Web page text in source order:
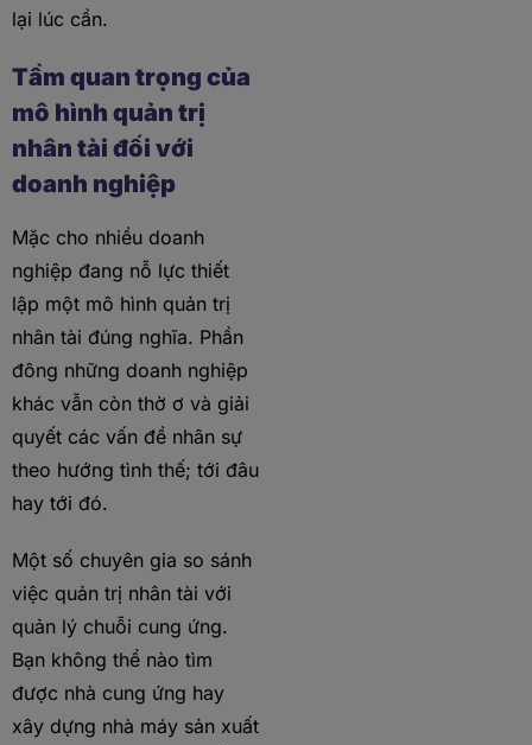
lại lúc cần.
Tầm quan trọng của
mô hình quản trị
nhân tài đối với
doanh nghiệp
Mặc cho nhiều doanh
nghiệp đang nỗ lực thiết
lập một mô hình quản trị
nhân tài đúng nghĩa. Phần
đông những doanh nghiệp
khác vẫn còn thờ ơ và giải
quyết các vấn đề nhân sự
theo hướng tình thế; tới đâu
hay tới đó.
Một số chuyên gia so sánh
việc quản trị nhân tài với
quản lý chuỗi cung ứng.
Bạn không thể nào tìm
được nhà cung ứng hay
xây dựng nhà máy sản xuất